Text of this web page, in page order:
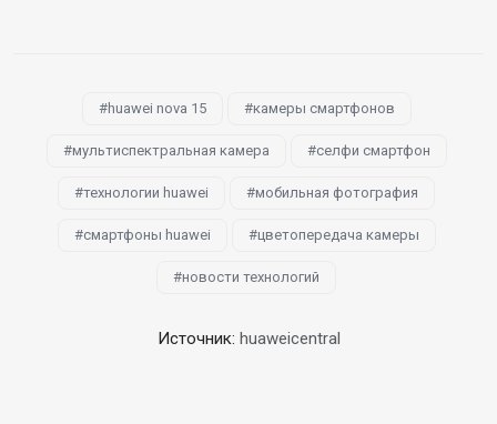
huawei nova 15 камеры смартфонов
мультиспектральная камера селфи смартфон
технологии huawei мобильная фотография
смартфоны huawei цветопередача камеры
новости технологий
Источник: huaweicentral